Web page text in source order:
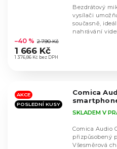
hodnocení
produktu
je
hvězdiček.
1 376,86 Kč bez DPH
–40 % 2 790 Kč
1 666 Kč
Bezdrátový
vysílači
současně,
nahrávání
AKCE
POSLEDNÍ KUSY
Comica
SKLADEM V
Comica Audio
přizpůsobený
Všesměrová